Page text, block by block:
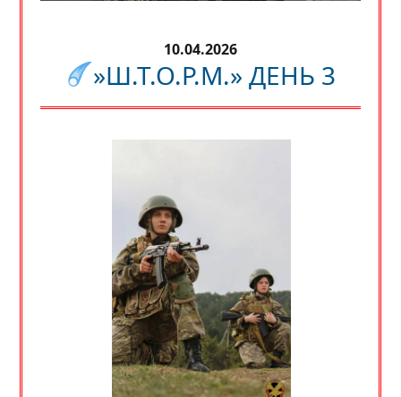
10.04.2026
»Ш.Т.О.Р.М.» ДЕНЬ 3